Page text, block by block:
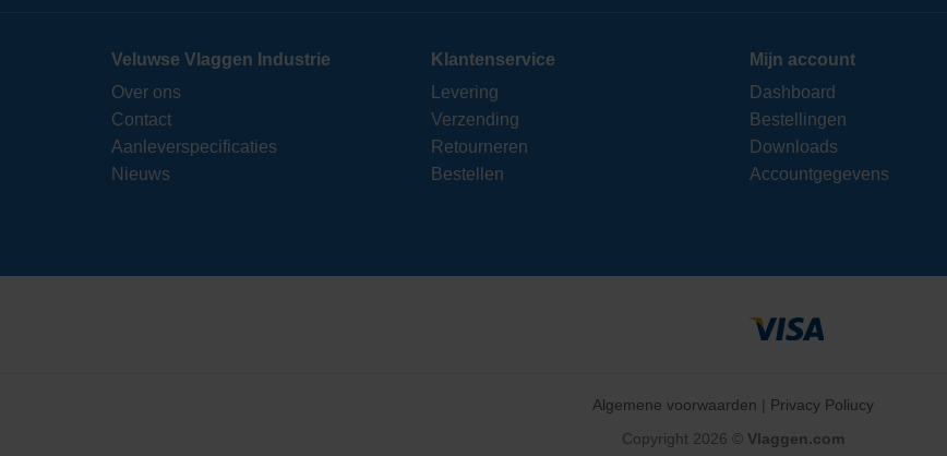
Veluwse Vlaggen Industrie
Over ons
Contact
Aanleverspecificaties
Nieuws
Klantenservice
Levering
Verzending
Retourneren
Bestellen
Mijn account
Dashboard
Bestellingen
Downloads
Accountgegevens
Algemene voorwaarden | Privacy Poliucy
Copyright 2026 © Vlaggen.com